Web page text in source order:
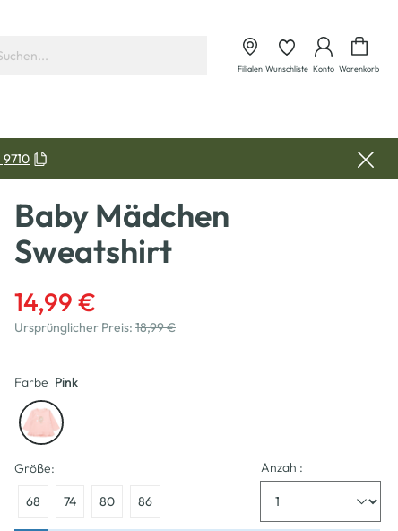
Filialen Wunschliste Konto Warenkorb
9710
Baby Mädchen
Sweatshirt
14,99 €
Ursprünglicher Preis: 18,99 €
Farbe Pink
Größe:
68 74 80 86
Anzahl: